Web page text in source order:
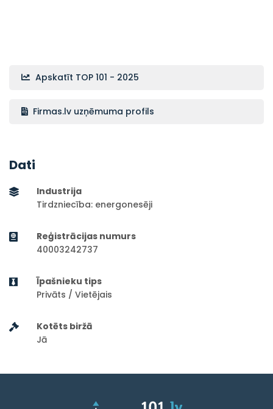
Apskatīt TOP 101 - 2025
Firmas.lv uzņēmuma profils
Dati
Industrija
Tirdzniecība: energonesēji
Reģistrācijas numurs
40003242737
Īpašnieku tips
Privāts / Vietējais
Kotēts biržā
Jā